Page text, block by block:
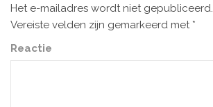
Het e-mailadres wordt niet gepubliceerd.
Vereiste velden zijn gemarkeerd met *
Reactie